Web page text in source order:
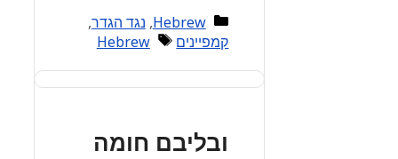
Categories
Hebrew
, נגד הגדר,
קמפיינים
Tags
Hebrew
ובליבם חומה